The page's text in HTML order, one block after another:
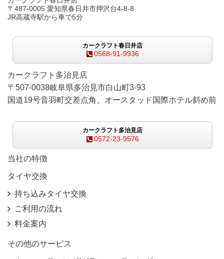
〒487-0005 愛知県春日井市押沢台4-8-8
JR高蔵寺駅から車で5分
カークラフト春日井店
0568-91-9936
カークラフト多治見店
〒507-0038岐阜県多治見市白山町3-93
国道19号音羽町交差点角、オースタッド国際ホテル斜め前
カークラフト多治見店
0572-23-9576
当社の特徴
タイヤ交換
持ち込みタイヤ交換
ご利用の流れ
料金案内
その他のサービス